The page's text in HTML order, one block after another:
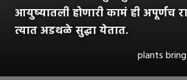
आयुष्यातली होणारी कामं ही अपूर्णच
त्यात अडथळे सुद्धा येतात.
plants